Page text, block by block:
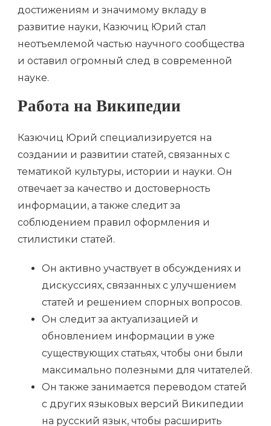
достижениям и значимому вкладу в
развитие науки, Казючиц Юрий стал
неотъемлемой частью научного сообщества
и оставил огромный след в современной
науке.
Работа на Википедии
Казючиц Юрий специализируется на
создании и развитии статей, связанных с
тематикой культуры, истории и науки. Он
отвечает за качество и достоверность
информации, а также следит за
соблюдением правил оформления и
стилистики статей.
Он активно участвует в обсуждениях и
дискуссиях, связанных с улучшением
статей и решением спорных вопросов.
Он следит за актуализацией и
обновлением информации в уже
существующих статьях, чтобы они были
максимально полезными для читателей.
Он также занимается переводом статей
с других языковых версий Википедии
на русский язык, чтобы расширить